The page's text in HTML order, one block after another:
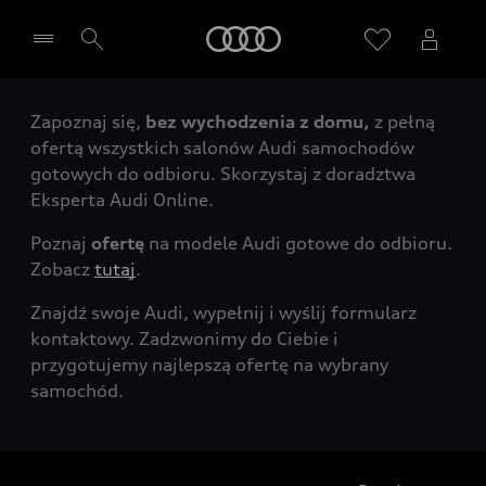
Wybierz Twojego Partnera Audi
Zapoznaj się, bez wychodzenia z domu, z pełną
ofertą wszystkich salonów Audi samochodów
gotowych do odbioru. Skorzystaj z doradztwa
Eksperta Audi Online.
Poznaj ofertę na modele Audi gotowe do odbioru.
Zobacz tutaj.
Znajdź swoje Audi, wypełnij i wyślij formularz
kontaktowy. Zadzwonimy do Ciebie i
przygotujemy najlepszą ofertę na wybrany
samochód.